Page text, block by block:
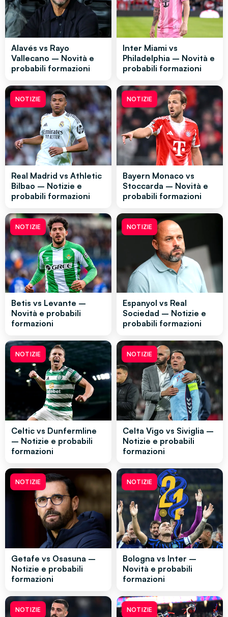
Alavés vs Rayo
Vallecano – Novità e
probabili formazioni
Inter Miami vs
Philadelphia – Novità e
probabili formazioni
NOTIZIE
Real Madrid vs Athletic
Bilbao – Notizie e
probabili formazioni
NOTIZIE
Bayern Monaco vs
Stoccarda – Novità e
probabili formazioni
NOTIZIE
Betis vs Levante –
Novità e probabili
formazioni
NOTIZIE
Espanyol vs Real
Sociedad – Notizie e
probabili formazioni
NOTIZIE
Celtic vs Dunfermline
– Notizie e probabili
formazioni
NOTIZIE
Celta Vigo vs Siviglia –
Notizie e probabili
formazioni
NOTIZIE
Getafe vs Osasuna –
Notizie e probabili
formazioni
NOTIZIE
Bologna vs Inter –
Novità e probabili
formazioni
NOTIZIE NOTIZIE